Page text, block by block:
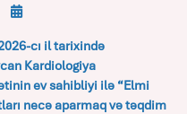
cı il tarixində
Kardiologiya
ev sahibliyi ilə “Elmi
necə aparmaq və təqdim